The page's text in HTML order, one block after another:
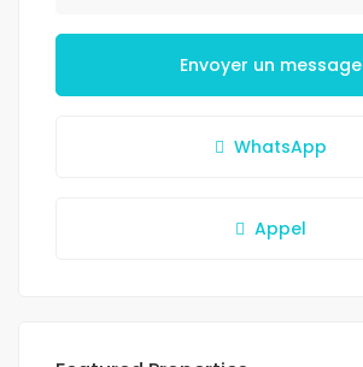
Envoyer un message
WhatsApp
Appel